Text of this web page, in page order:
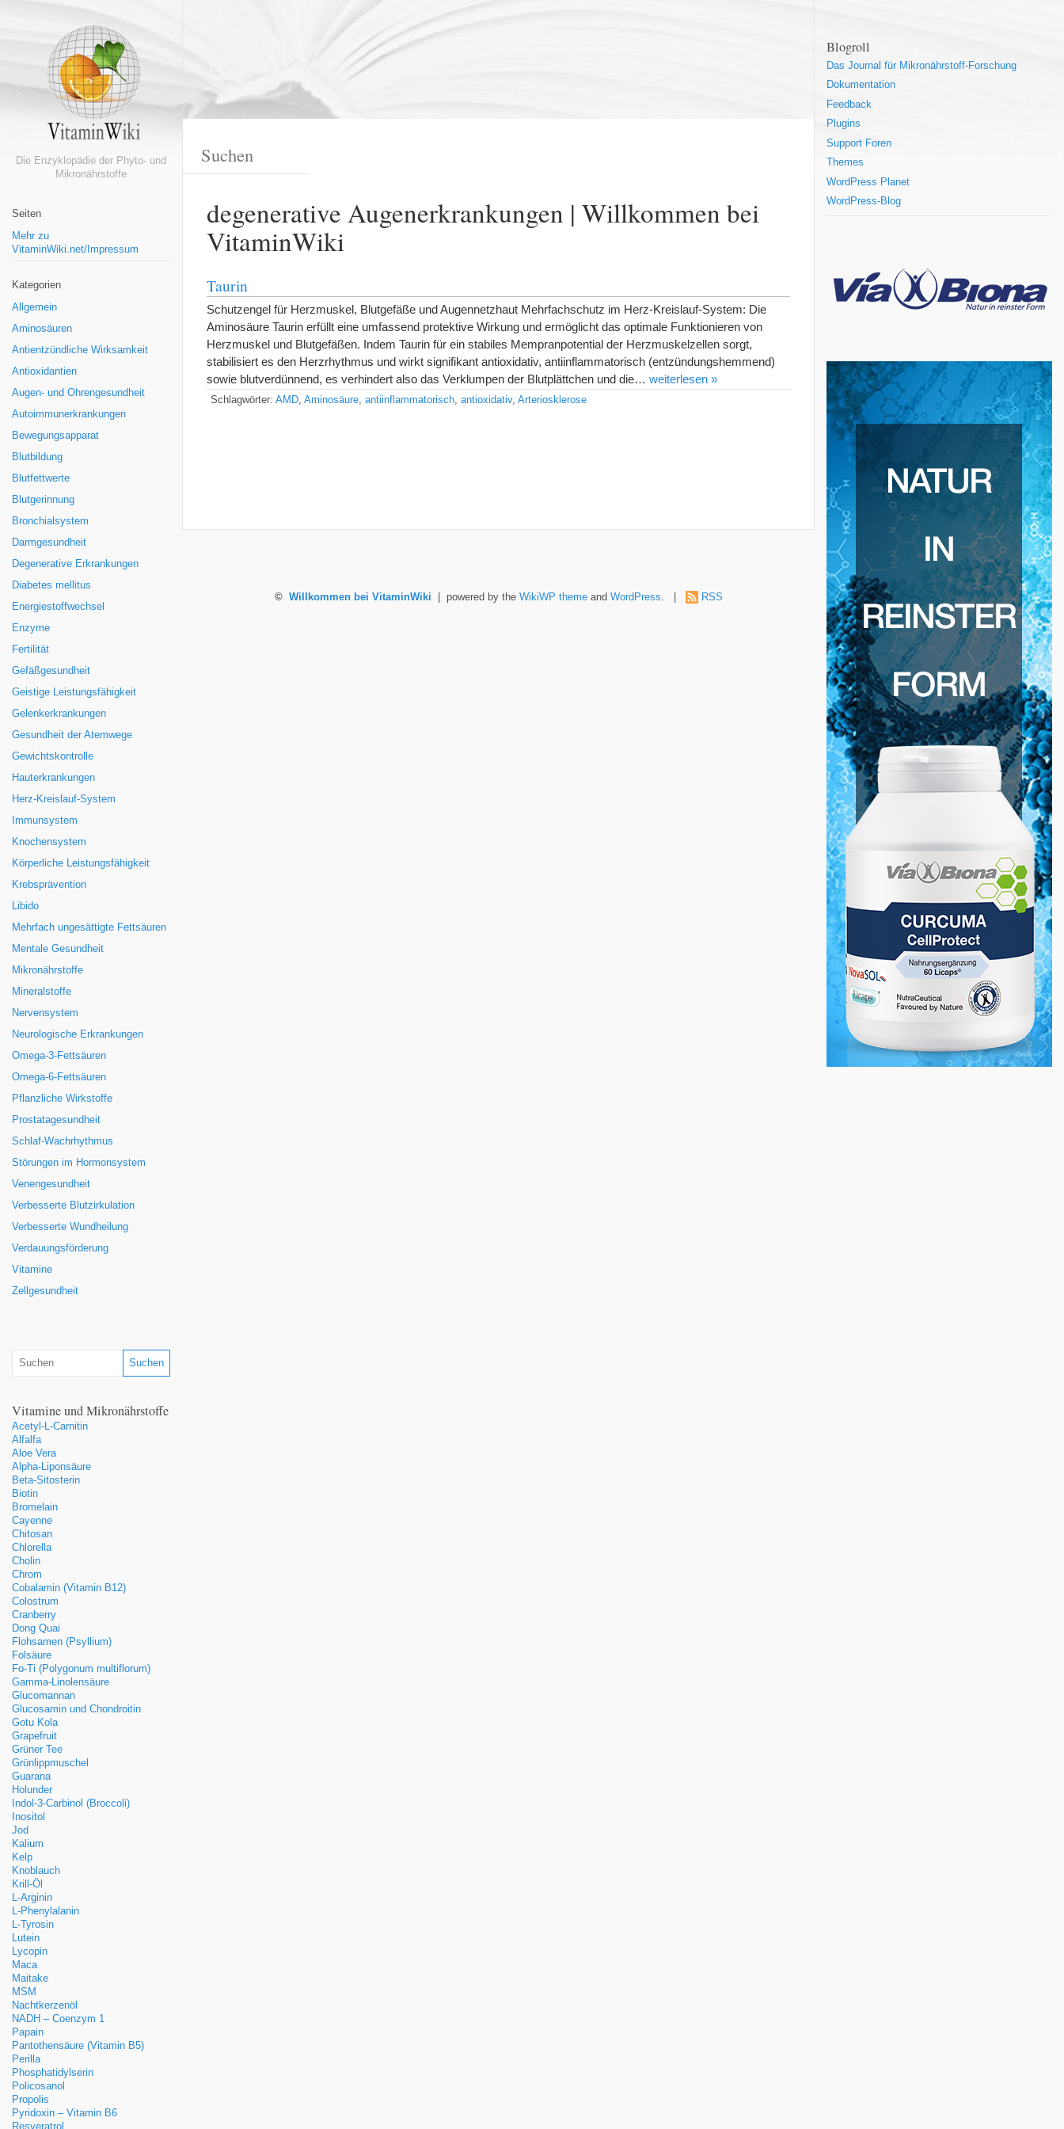
Die Enzyklopädie der Phyto- und
Mikronährstoffe
Seiten
Mehr zu
VitaminWiki.net/Impressum
Kategorien
Allgemein
Aminosäuren
Antientzündliche Wirksamkeit
Antioxidantien
Augen- und Ohrengesundheit
Autoimmunerkrankungen
Bewegungsapparat
Blutbildung
Blutfettwerte
Blutgerinnung
Bronchialsystem
Darmgesundheit
Degenerative Erkrankungen
Diabetes mellitus
Energiestoffwechsel
Enzyme
Fertilität
Gefäßgesundheit
Geistige Leistungsfähigkeit
Gelenkerkrankungen
Gesundheit der Atemwege
Gewichtskontrolle
Hauterkrankungen
Herz-Kreislauf-System
Immunsystem
Knochensystem
Körperliche Leistungsfähigkeit
Krebsprävention
Libido
Mehrfach ungesättigte Fettsäuren
Mentale Gesundheit
Mikronährstoffe
Mineralstoffe
Nervensystem
Neurologische Erkrankungen
Omega-3-Fettsäuren
Omega-6-Fettsäuren
Pflanzliche Wirkstoffe
Prostatagesundheit
Schlaf-Wachrhythmus
Störungen im Hormonsystem
Venengesundheit
Verbesserte Blutzirkulation
Verbesserte Wundheilung
Verdauungsförderung
Vitamine
Zellgesundheit
Vitamine und Mikronährstoffe
Acetyl-L-Carnitin
Alfalfa
Aloe Vera
Alpha-Liponsäure
Beta-Sitosterin
Biotin
Bromelain
Cayenne
Chitosan
Chlorella
Cholin
Chrom
Cobalamin (Vitamin B12)
Colostrum
Cranberry
Dong Quai
Flohsamen (Psyllium)
Folsäure
Fo-Ti (Polygonum multiflorum)
Gamma-Linolensäure
Glucomannan
Glucosamin und Chondroitin
Gotu Kola
Grapefruit
Grüner Tee
Grünlippmuschel
Guarana
Holunder
Indol-3-Carbinol (Broccoli)
Inositol
Jod
Kalium
Kelp
Knoblauch
Krill-Öl
L-Arginin
L-Phenylalanin
L-Tyrosin
Lutein
Lycopin
Maca
Maitake
MSM
Nachtkerzenöl
NADH – Coenzym 1
Papain
Pantothensäure (Vitamin B5)
Perilla
Phosphatidylserin
Policosanol
Propolis
Pyridoxin – Vitamin B6
Resveratrol
degenerative Augenerkrankungen | Willkommen bei
VitaminWiki
Taurin
Schutzengel für Herzmuskel, Blutgefäße und Augennetzhaut Mehrfachschutz im Herz-Kreislauf-System: Die
Aminosäure Taurin erfüllt eine umfassend protektive Wirkung und ermöglicht das optimale Funktionieren von
Herzmuskel und Blutgefäßen. Indem Taurin für ein stabiles Mempranpotential der Herzmuskelzellen sorgt,
stabilisiert es den Herzrhythmus und wirkt signifikant antioxidativ, antiinflammatorisch (entzündungshemmend)
sowie blutverdünnend, es verhindert also das Verklumpen der Blutplättchen und die… weiterlesen »
Schlagwörter: AMD, Aminosäure, antiinflammatorisch, antioxidativ, Arteriosklerose
Blogroll
Das Journal für Mikronährstoff-Forschung
Dokumentation
Feedback
Plugins
Support Foren
Themes
WordPress Planet
WordPress-Blog
© Willkommen bei VitaminWiki | powered by the WikiWP themeand WordPress RSS